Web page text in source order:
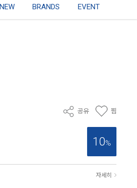
NEW BRANDS EVENT
공유 찜
10%
자세히